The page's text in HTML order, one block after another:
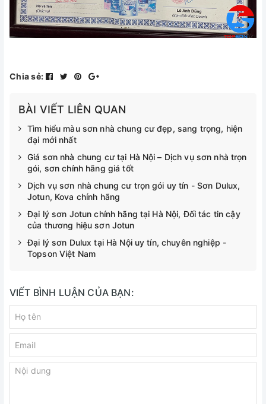
Chia sẻ:
BÀI VIẾT LIÊN QUAN
Tìm hiểu màu sơn nhà chung cư đẹp, sang trọng, hiện
đại mới nhất
Giá sơn nhà chung cư tại Hà Nội – Dịch vụ sơn nhà trọn
gói, sơn chính hãng giá tốt
Dịch vụ sơn nhà chung cư trọn gói uy tín - Sơn Dulux,
Jotun, Kova chính hãng
Đại lý sơn Jotun chính hãng tại Hà Nội, Đối tác tin cậy
của thương hiệu sơn Jotun
Đại lý sơn Dulux tại Hà Nội uy tín, chuyên nghiệp -
Topson Việt Nam
VIẾT BÌNH LUẬN CỦA BẠN: